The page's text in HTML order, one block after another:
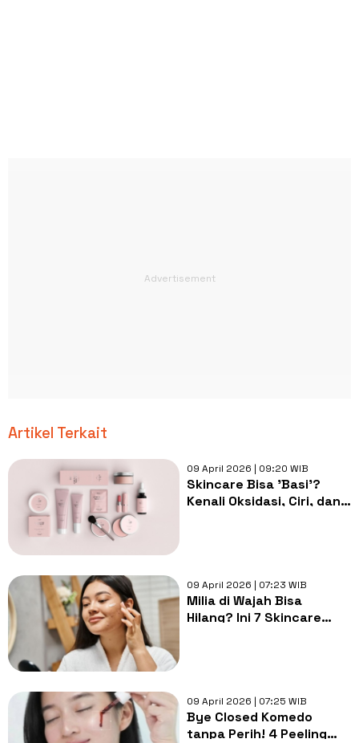
Artikel Terkait
09 April 2026 | 09:20 WIB
Skincare Bisa 'Basi'?
Kenali Oksidasi, Ciri, dan
09 April 2026 | 07:23 WIB
Milia di Wajah Bisa
Hilang? Ini 7 Skincare
09 April 2026 | 07:25 WIB
Bye Closed Komedo
tanpa Perih! 4 Peeling